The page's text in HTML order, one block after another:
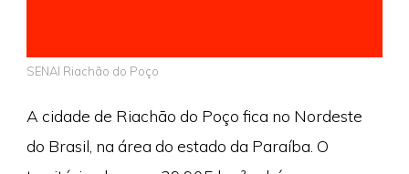
SENAI Riachão do Poço
A cidade de Riachão do Poço fica no Nordeste
do Brasil, na área do estado da Paraíba. O